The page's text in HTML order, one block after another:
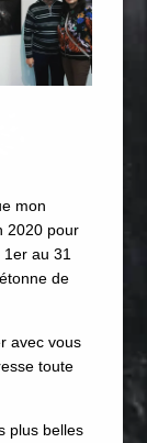
mon
2020 pour
au 31
de
avec vous
toute
plus belles